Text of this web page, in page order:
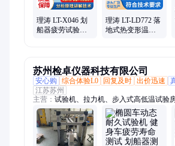
理涛 LT-X046 划
船器疲劳试验机
理涛 LT-LD772 落
地式热变形温度
苏州检卓仪器科技有限公司
安心购
综合体验L0 回复及时 出价迅速
江苏苏州
主营： 试验机、拉力机、步入式高低温试验
测试机、氙灯老化试验箱、恒温恒湿试验箱
机、密炼机、热压机